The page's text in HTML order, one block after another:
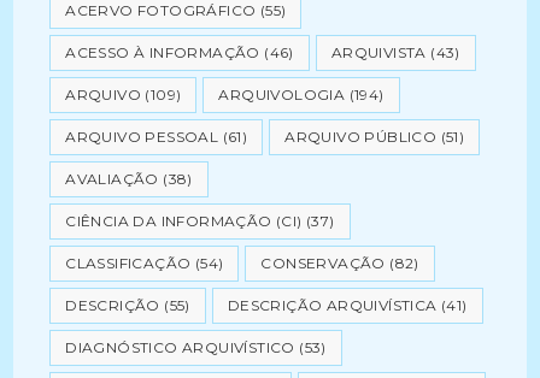
ACERVO FOTOGRÁFICO (55)
ACESSO À INFORMAÇÃO (46) ARQUIVISTA (43)
ARQUIVO (109) ARQUIVOLOGIA (194)
ARQUIVO PESSOAL (61) ARQUIVO PÚBLICO (51)
AVALIAÇÃO (38)
CIÊNCIA DA INFORMAÇÃO (CI) (37)
CLASSIFICAÇÃO (54) CONSERVAÇÃO (82)
DESCRIÇÃO (55) DESCRIÇÃO ARQUIVÍSTICA (41)
DIAGNÓSTICO ARQUIVÍSTICO (53)